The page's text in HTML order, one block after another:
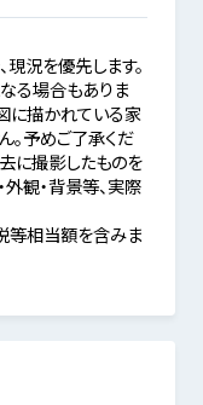
況を優先します。
る場合もありま
に描かれている家
。予めご了承くだ
に撮影したものを
観・背景等、実際
等相当額を含みま